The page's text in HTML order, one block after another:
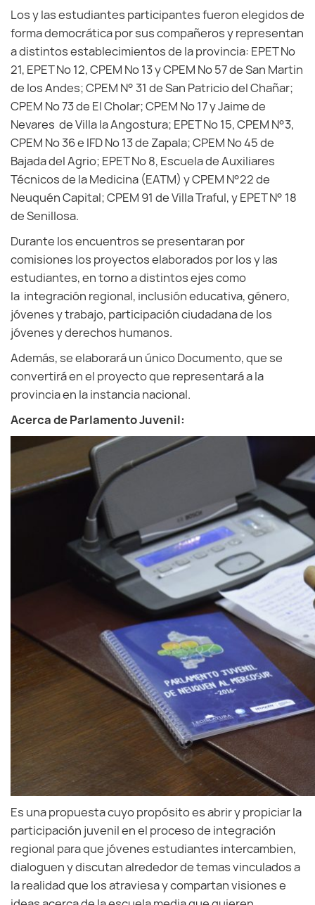
Los y las estudiantes participantes fueron elegidos de
forma democrática por sus compañeros y representan
a distintos establecimientos de la provincia: EPET Nº
21, EPET Nº 12, CPEM Nº 13 y CPEM Nº 57 de San Martin
de los Andes; CPEM N° 31 de San Patricio del Chañar;
CPEM Nº 73 de El Cholar; CPEM Nº 17 y Jaime de
Nevares de Villa la Angostura; EPET Nº 15, CPEM N°3,
CPEM Nº 36 e IFD Nº 13 de Zapala; CPEM Nº 45 de
Bajada del Agrio; EPET Nº 8, Escuela de Auxiliares
Técnicos de la Medicina (EATM) y CPEM N°22 de
Neuquén Capital; CPEM 91 de Villa Traful, y EPET N° 18
de Senillosa.
Durante los encuentros se presentaran por
comisiones los proyectos elaborados por los y las
estudiantes, en torno a distintos ejes como
la integración regional, inclusión educativa, género,
jóvenes y trabajo, participación ciudadana de los
jóvenes y derechos humanos.
Además, se elaborará un único Documento, que se
convertirá en el proyecto que representará a la
provincia en la instancia nacional.
Acerca de Parlamento Juvenil:
Es una propuesta cuyo propósito es abrir y propiciar la
participación juvenil en el proceso de integración
regional para que jóvenes estudiantes intercambien,
dialoguen y discutan alrededor de temas vinculados a
la realidad que los atraviesa y compartan visiones e